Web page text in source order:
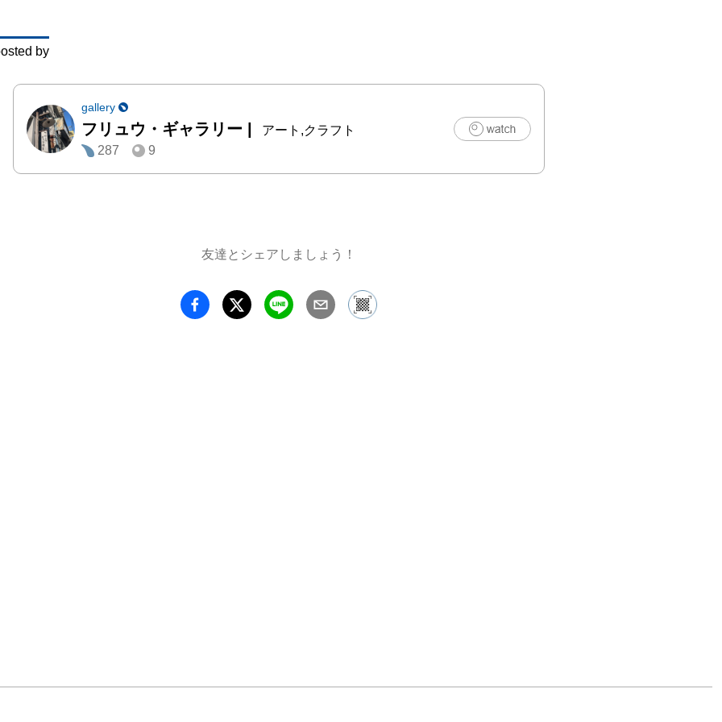
by
gallery
フリュウ・ギャラリー |
アート,クラフト
287
9
友達とシェアしましょう！